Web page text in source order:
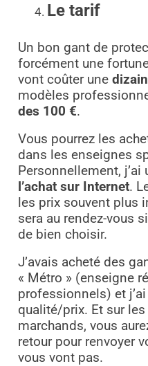
Le tarif
Un bon gant de
forcément une
vont coûter une
modèles
des 100 €.
Vous pourrez les
dans les enseignes
Personnellement, j’ai
l’achat sur Internet.
les prix souvent plus
sera au rendez-vous
de bien choisir.
J’avais acheté des
« Métro » (enseigne
professionnels) et
qualité/prix. Et sur
marchands, vous
retour pour renvoyer
vous vont pas.